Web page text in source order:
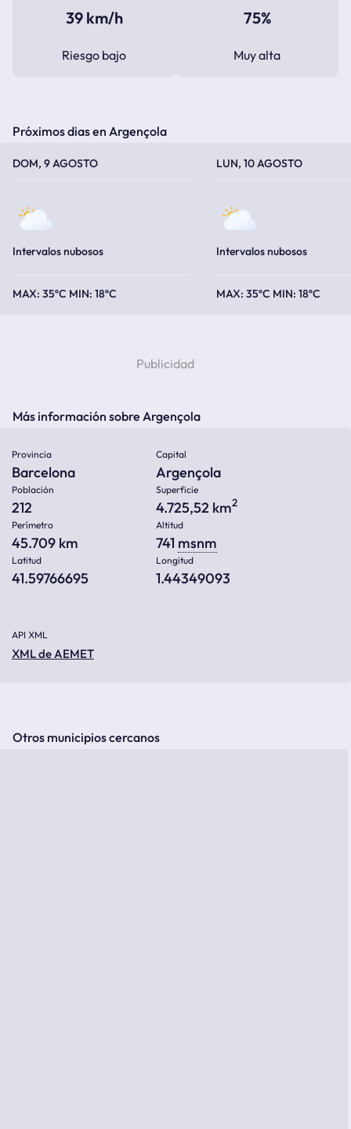
39 km/h
Riesgo bajo
75%
Muy alta
Próximos dias en Argençola
DOM, 9 AGOSTO
Intervalos nubosos
35ºC 18ºC
LUN, 10 AGOSTO
Intervalos nubosos
35ºC 18ºC
Más información sobre Argençola
Provincia
Barcelona
Capital
Argençola
Población
212
Superficie
4.725,52 km2
Perímetro
45.709 km
Altitud
741 msnm
Latitud
41.59766695
Longitud
1.44349093
API XML
XML de AEMET
Otros municipios cercanos